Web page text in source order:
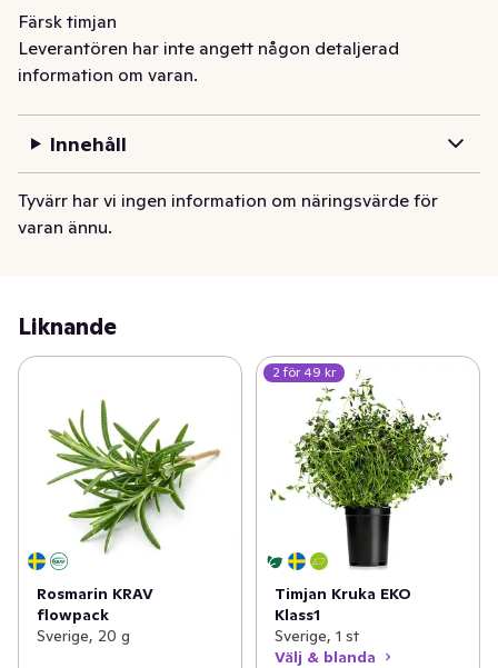
Färsk timjan
Leverantören har inte angett någon detaljerad
information om varan.
Innehåll
Tyvärr har vi ingen information om näringsvärde för
varan ännu.
Liknande
Rosmarin KRAV
flowpack
Sverige, 20 g
2 för 49 kr
Timjan Kruka EKO
Klass1
Sverige, 1 st
Välj & blanda